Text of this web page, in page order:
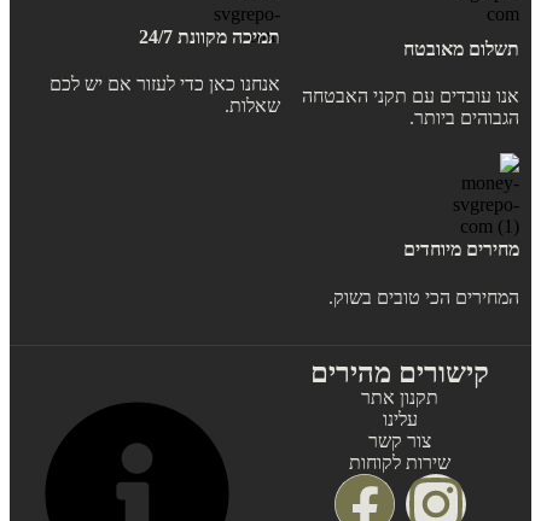
תשלום מאובטח
אנו עובדים עם תקני האבטחה
הגבוהים ביותר.
תמיכה מקוונת 24/7
אנחנו כאן כדי לעזור אם יש לכם
שאלות.
מחירים מיוחדים
המחירים הכי טובים בשוק.
קישורים מהירים
תקנון אתר
עלינו
צור קשר
שירות לקוחות